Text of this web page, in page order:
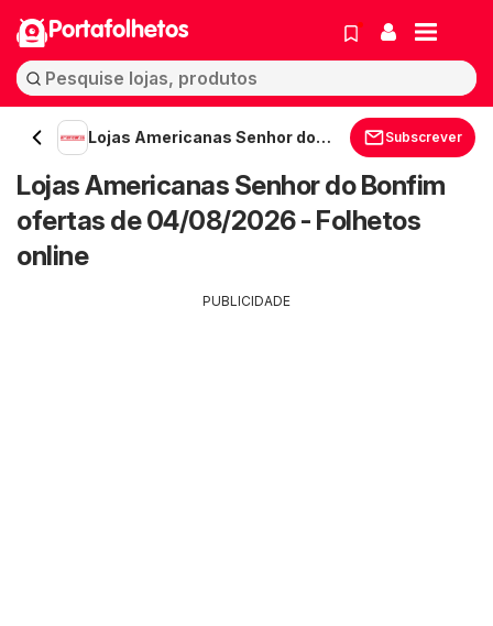
Portafolhetos
Lojas Americanas Senhor do
Subscrever
Lojas Americanas Senhor do Bonfim
ofertas de 04/08/2026 - Folhetos
online
PUBLICIDADE